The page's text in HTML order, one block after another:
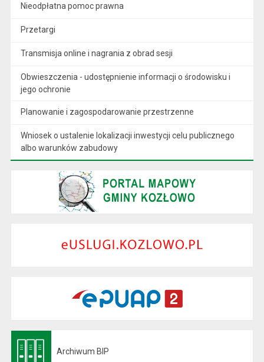
Nieodpłatna pomoc prawna
Przetargi
Transmisja online i nagrania z obrad sesji
Obwieszczenia - udostępnienie informacji o środowisku i
jego ochronie
Planowanie i zagospodarowanie przestrzenne
Wniosek o ustalenie lokalizacji inwestycji celu publicznego
albo warunków zabudowy
Archiwum BIP